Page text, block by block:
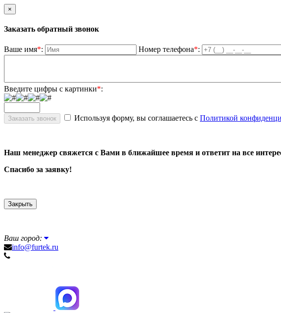
×
Заказать обратный звонок
Ваше имя*: Номер телефона*:
Введите цифры с картинки*:
Используя форму, вы соглашаетесь с Политикой
Наш менеджер свяжется с Вами в ближайшее время и ответит на все
Спасибо за заявку!
Закрыть
Ваш город:
info@furtek.ru